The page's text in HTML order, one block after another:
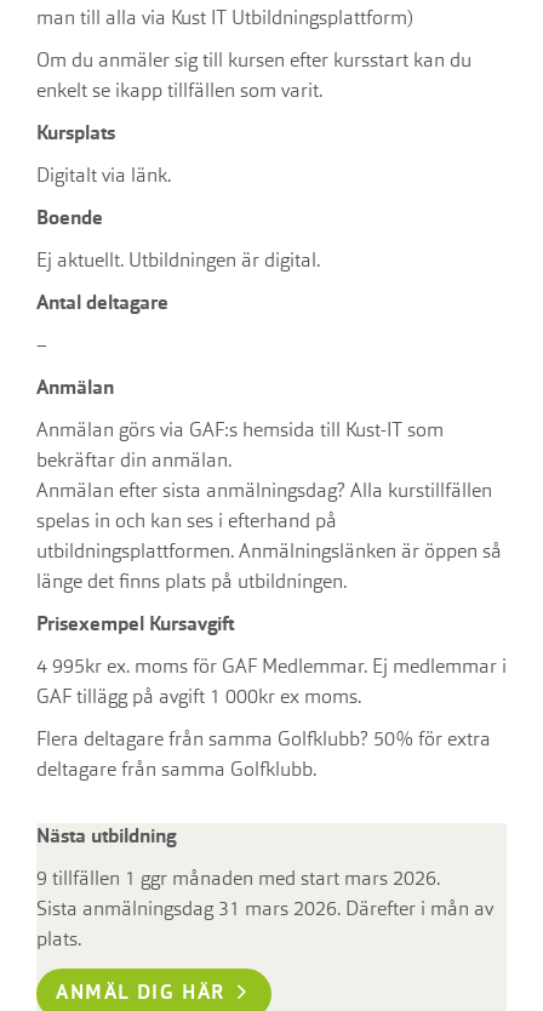
man till alla via Kust IT Utbildningsplattform)
Om du anmäler sig till kursen efter kursstart kan du
enkelt se ikapp tillfällen som varit.
Kursplats
Digitalt via länk.
Boende
Ej aktuellt. Utbildningen är digital.
Antal deltagare
–
Anmälan
Anmälan görs via GAF:s hemsida till Kust-IT som
bekräftar din anmälan.
Anmälan efter sista anmälningsdag? Alla kurstillfällen
spelas in och kan ses i efterhand på
utbildningsplattformen. Anmälningslänken är öppen så
länge det finns plats på utbildningen.
Prisexempel Kursavgift
4 995kr ex. moms för GAF Medlemmar. Ej medlemmar i
GAF tillägg på avgift 1 000kr ex moms.
Flera deltagare från samma Golfklubb? 50% för extra
deltagare från samma Golfklubb.
Nästa utbildning
9 tillfällen 1 ggr månaden med start mars 2026.
Sista anmälningsdag 31 mars 2026. Därefter i mån av
plats.
ANMÄL DIG HÄR